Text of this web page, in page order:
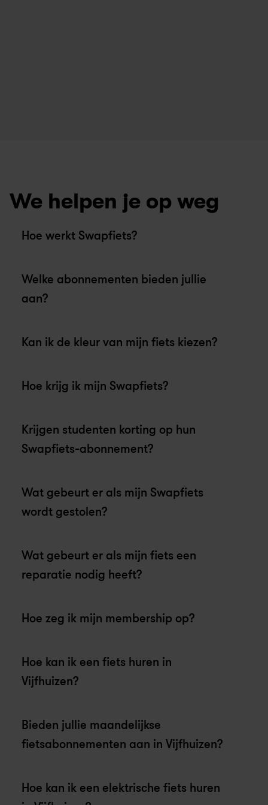
We helpen je op weg
Hoe werkt Swapfiets?
Welke abonnementen bieden jullie
aan?
Kan ik de kleur van mijn fiets kiezen?
Hoe krijg ik mijn Swapfiets?
Krijgen studenten korting op hun
Swapfiets-abonnement?
Wat gebeurt er als mijn Swapfiets
wordt gestolen?
Wat gebeurt er als mijn fiets een
reparatie nodig heeft?
Hoe zeg ik mijn membership op?
Hoe kan ik een fiets huren in
Vijfhuizen?
supersimpel. Meld je aan voor ons all-inclusive
fietsabonnement en krijg je eigen
Bieden jullie maandelijkse
fietsabonnementen aan in Vijfhuizen?
fietsabonnementen in Vijfhuizen. Je betaalt
een vast bedrag per maand, inclusief
Hoe kan ik een elektrische fiets huren